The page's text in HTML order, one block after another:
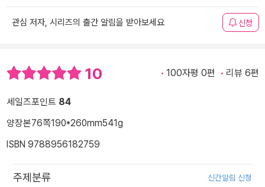
관심 저자, 시리즈의 출간 알림을 받아보세요 신청
10 100자평 0편 리뷰 6편
세일즈포인트 84
양장본76쪽190*260mm541g
ISBN 9788956182759
주제분류 신간알림 신청